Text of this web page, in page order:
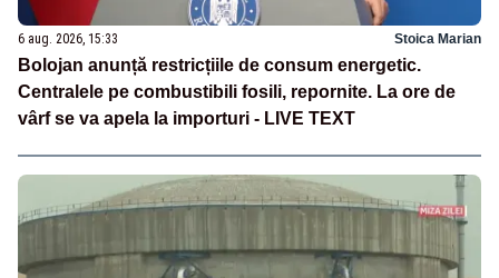
6 aug. 2026, 15:33 Stoica Marian
Bolojan anunță restricțiile de consum energetic.
Centralele pe combustibili fosili, repornite. La ore de
vârf se va apela la importuri - LIVE TEXT